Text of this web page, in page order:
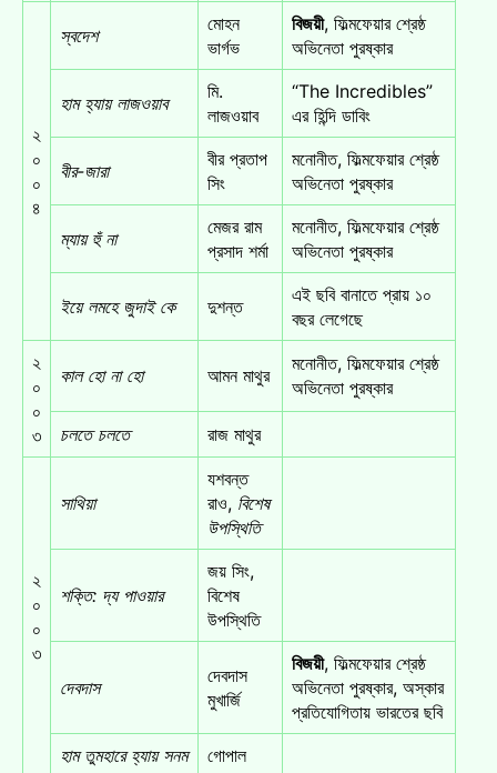
২
০
০
৪
স্বদেশ
মোহন
ভার্গভ
বিজয়ী, ফিল্মফেয়ার শ্রেষ্ঠ
অভিনেতা পুরষ্কার
হাম হ্যায় লাজওয়াব
মি.
লাজওয়াব
“The Incredibles”
এর হিন্দি ডাবিং
বীর-জারা
বীর প্রতাপ
সিং
মনোনীত, ফিল্মফেয়ার শ্রেষ্ঠ
অভিনেতা পুরষ্কার
ম্যায় হুঁ না
মেজর রাম
প্রসাদ শর্মা
মনোনীত, ফিল্মফেয়ার শ্রেষ্ঠ
অভিনেতা পুরষ্কার
ইয়ে লমহে জুদাই কে দুশন্ত
এই ছবি বানাতে প্রায় ১০
বছর লেগেছে
২
০
০
৩
কাল হো না হো আমন মাথুর
মনোনীত, ফিল্মফেয়ার শ্রেষ্ঠ
অভিনেতা পুরষ্কার
চলতে চলতে রাজ মাথুর
২
০
০
৩
সাথিয়া
যশবন্ত
রাও, বিশেষ
উপস্থিতি
শক্তি: দ্য পাওয়ার
জয় সিং,
বিশেষ
উপস্থিতি
দেবদাস
দেবদাস
মুখার্জি
বিজয়ী, ফিল্মফেয়ার শ্রেষ্ঠ
অভিনেতা পুরষ্কার, অস্কার
প্রতিযোগিতায় ভারতের ছবি
হাম তুমহারে হ্যায় সনম
গোপাল